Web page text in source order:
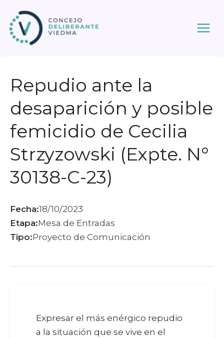
contenido
Repudio ante la
desaparición y posible
femicidio de Cecilia
Strzyzowski (Expte. N°
30138-C-23)
Fecha:18/10/2023
Etapa:Mesa de Entradas
Tipo:Proyecto de Comunicación
Expresar el más enérgico repudio
a la situación que se vive en el